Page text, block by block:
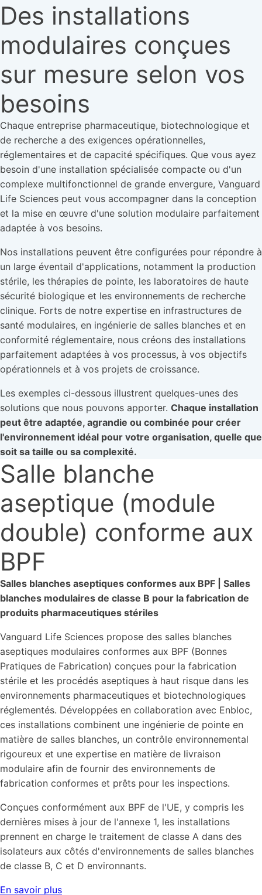
Des installations
modulaires conçues
sur mesure selon vos
besoins
Chaque entreprise pharmaceutique, biotechnologique et
de recherche a des exigences opérationnelles,
réglementaires et de capacité spécifiques. Que vous ayez
besoin d'une installation spécialisée compacte ou d'un
complexe multifonctionnel de grande envergure, Vanguard
Life Sciences peut vous accompagner dans la conception
et la mise en œuvre d'une solution modulaire parfaitement
adaptée à vos besoins.
Nos installations peuvent être configurées pour répondre à
un large éventail d'applications, notamment la production
stérile, les thérapies de pointe, les laboratoires de haute
sécurité biologique et les environnements de recherche
clinique. Forts de notre expertise en infrastructures de
santé modulaires, en ingénierie de salles blanches et en
conformité réglementaire, nous créons des installations
parfaitement adaptées à vos processus, à vos objectifs
opérationnels et à vos projets de croissance.
Les exemples ci-dessous illustrent quelques-unes des
solutions que nous pouvons apporter. Chaque installation
peut être adaptée, agrandie ou combinée pour créer
l'environnement idéal pour votre organisation, quelle que
soit sa taille ou sa complexité.
Salle blanche
aseptique (module
double) conforme aux
BPF
Salles blanches aseptiques conformes aux BPF | Salles
blanches modulaires de classe B pour la fabrication de
produits pharmaceutiques stériles
Vanguard Life Sciences propose des salles blanches
aseptiques modulaires conformes aux BPF (Bonnes
Pratiques de Fabrication) conçues pour la fabrication
stérile et les procédés aseptiques à haut risque dans les
environnements pharmaceutiques et biotechnologiques
réglementés. Développées en collaboration avec Enbloc,
ces installations combinent une ingénierie de pointe en
matière de salles blanches, un contrôle environnemental
rigoureux et une expertise en matière de livraison
modulaire afin de fournir des environnements de
fabrication conformes et prêts pour les inspections.
Conçues conformément aux BPF de l'UE, y compris les
dernières mises à jour de l'annexe 1, les installations
prennent en charge le traitement de classe A dans des
isolateurs aux côtés d'environnements de salles blanches
de classe B, C et D environnants.
En savoir plus